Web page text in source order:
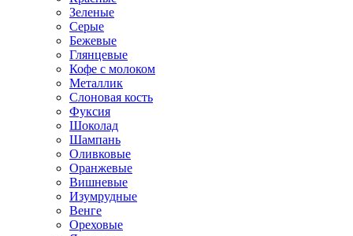
Зеленые
Серые
Бежевые
Глянцевые
Кофе с молоком
Металлик
Слоновая кость
Фуксия
Шоколад
Шампань
Оливковые
Оранжевые
Вишневые
Изумрудные
Венге
Ореховые